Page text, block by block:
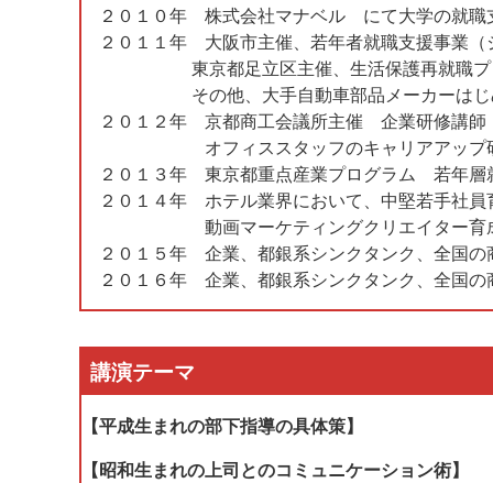
２０１０年 株式会社マナベル にて大学の就職
２０１１年 大阪市主催、若年者就職支援事業
東京都足立区主催、生活保護再就職プロ
その他、大手自動車部品メーカーはじめ
２０１２年 京都商工会議所主催 企業研修講師
オフィススタッフのキャリアアップ研
２０１３年 東京都重点産業プログラム 若年層
２０１４年 ホテル業界において、中堅若手社員
動画マーケティングクリエイター育成
２０１５年 企業、都銀系シンクタンク、全国
２０１６年 企業、都銀系シンクタンク、全国
講演テーマ
【平成生まれの部下指導の具体策】
【昭和生まれの上司とのコミュニケーション術】